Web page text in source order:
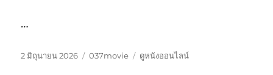
…
เขียน
2 มิถุนายน 2026
หมวด
037movie
ป้าย
ดูหนังออนไลน์